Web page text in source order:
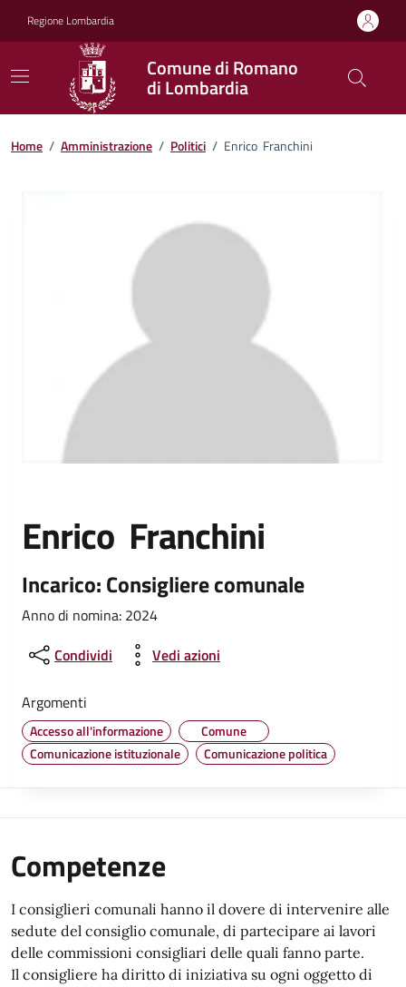
Regione Lombardia
Comune di Romano
di Lombardia
Home / Amministrazione / Politici / Enrico Franchini
Enrico Franchini
Incarico: Consigliere comunale
Anno di nomina: 2024
Condividi
Vedi azioni
Argomenti
Accesso all'informazione
Comune
Comunicazione istituzionale
Comunicazione politica
Competenze
I consiglieri comunali hanno il dovere di intervenire alle
sedute del consiglio comunale, di partecipare ai lavori
delle commissioni consigliari delle quali fanno parte.
Il consigliere ha diritto di iniziativa su ogni oggetto di